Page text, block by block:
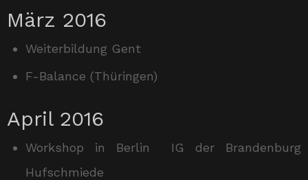
März 2016
Weiterbildung Gent
F-Balance (Thüringen)
April 2016
Workshop in Berlin IG der Brandenburg
Hufschmiede